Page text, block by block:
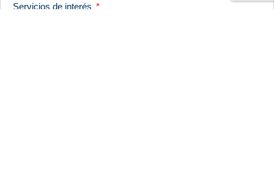
Servicios de interés